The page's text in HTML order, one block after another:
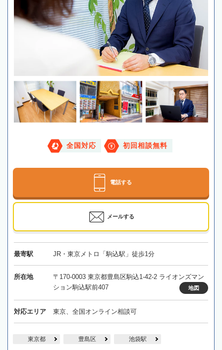
全国対応 初回相談無料
電話する
メールする
最寄駅 JR・東京メトロ「駒込駅」徒歩1分
所在地
〒170-0003 東京都豊島区駒込1-42-2 ライオンズマン
ション駒込駅前407
地図
対応エリア 東京、全国オンライン相談可
東京都 豊島区 池袋駅